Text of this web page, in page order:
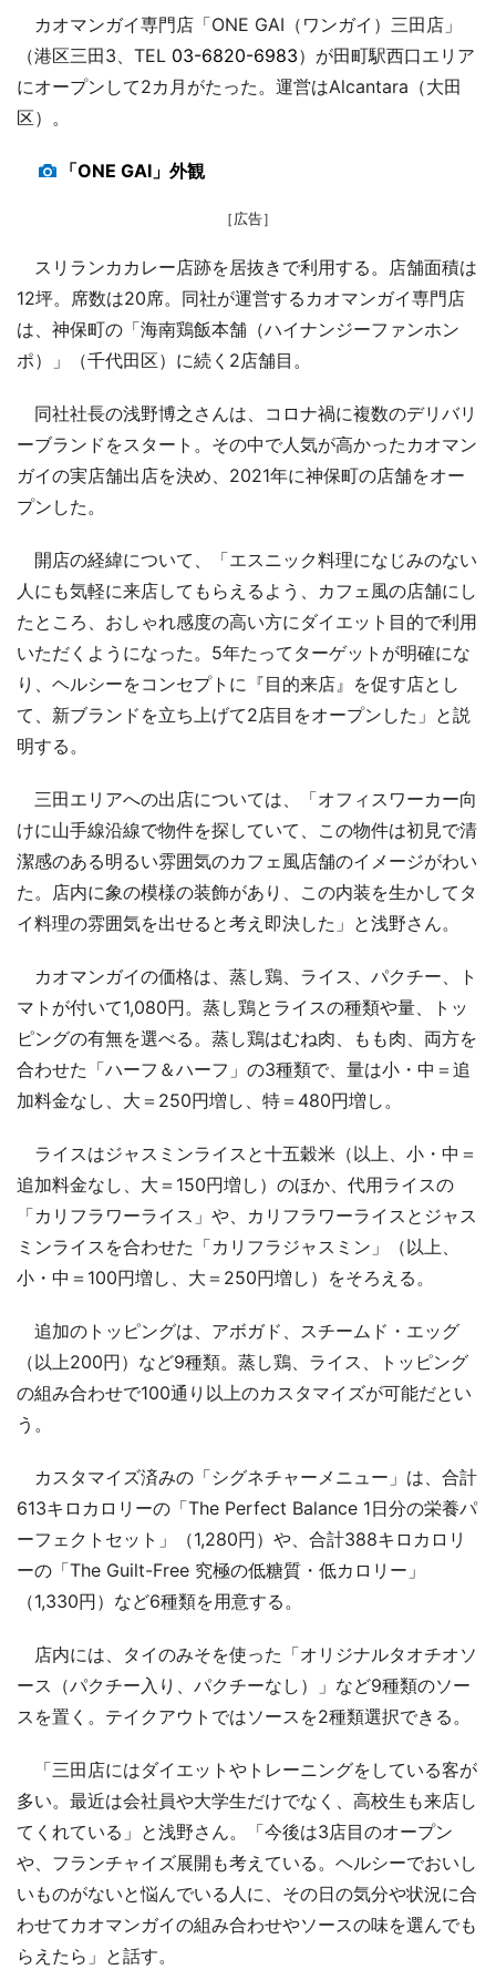
カオマンガイ専門店「ONE GAI（ワンガイ）三田店」
（港区三田3、TEL 03-6820-6983）が田町駅西口エリア
にオープンして2カ月がたった。運営はAlcantara（大田
区）。
「ONE GAI」外観
［広告］
スリランカカレー店跡を居抜きで利用する。店舗面積は
12坪。席数は20席。同社が運営するカオマンガイ専門店
は、神保町の「海南鶏飯本舗（ハイナンジーファンホン
ポ）」（千代田区）に続く2店舗目。
同社社長の浅野博之さんは、コロナ禍に複数のデリバリ
ーブランドをスタート。その中で人気が高かったカオマン
ガイの実店舗出店を決め、2021年に神保町の店舗をオー
プンした。
開店の経緯について、「エスニック料理になじみのない
人にも気軽に来店してもらえるよう、カフェ風の店舗にし
たところ、おしゃれ感度の高い方にダイエット目的で利用
いただくようになった。5年たってターゲットが明確にな
り、ヘルシーをコンセプトに『目的来店』を促す店とし
て、新ブランドを立ち上げて2店目をオープンした」と説
明する。
三田エリアへの出店については、「オフィスワーカー向
けに山手線沿線で物件を探していて、この物件は初見で清
潔感のある明るい雰囲気のカフェ風店舗のイメージがわい
た。店内に象の模様の装飾があり、この内装を生かしてタ
イ料理の雰囲気を出せると考え即決した」と浅野さん。
カオマンガイの価格は、蒸し鶏、ライス、パクチー、ト
マトが付いて1,080円。蒸し鶏とライスの種類や量、トッ
ピングの有無を選べる。蒸し鶏はむね肉、もも肉、両方を
合わせた「ハーフ＆ハーフ」の3種類で、量は小・中＝追
加料金なし、大＝250円増し、特＝480円増し。
ライスはジャスミンライスと十五穀米（以上、小・中＝
追加料金なし、大＝150円増し）のほか、代用ライスの
「カリフラワーライス」や、カリフラワーライスとジャス
ミンライスを合わせた「カリフラジャスミン」（以上、
小・中＝100円増し、大＝250円増し）をそろえる。
追加のトッピングは、アボガド、スチームド・エッグ
（以上200円）など9種類。蒸し鶏、ライス、トッピング
の組み合わせで100通り以上のカスタマイズが可能だとい
う。
カスタマイズ済みの「シグネチャーメニュー」は、合計
613キロカロリーの「The Perfect Balance 1日分の栄養パ
ーフェクトセット」（1,280円）や、合計388キロカロリ
ーの「The Guilt-Free 究極の低糖質・低カロリー」
（1,330円）など6種類を用意する。
店内には、タイのみそを使った「オリジナルタオチオソ
ース（パクチー入り、パクチーなし）」など9種類のソー
スを置く。テイクアウトではソースを2種類選択できる。
「三田店にはダイエットやトレーニングをしている客が
多い。最近は会社員や大学生だけでなく、高校生も来店し
てくれている」と浅野さん。「今後は3店目のオープン
や、フランチャイズ展開も考えている。ヘルシーでおいし
いものがないと悩んでいる人に、その日の気分や状況に合
わせてカオマンガイの組み合わせやソースの味を選んでも
らえたら」と話す。